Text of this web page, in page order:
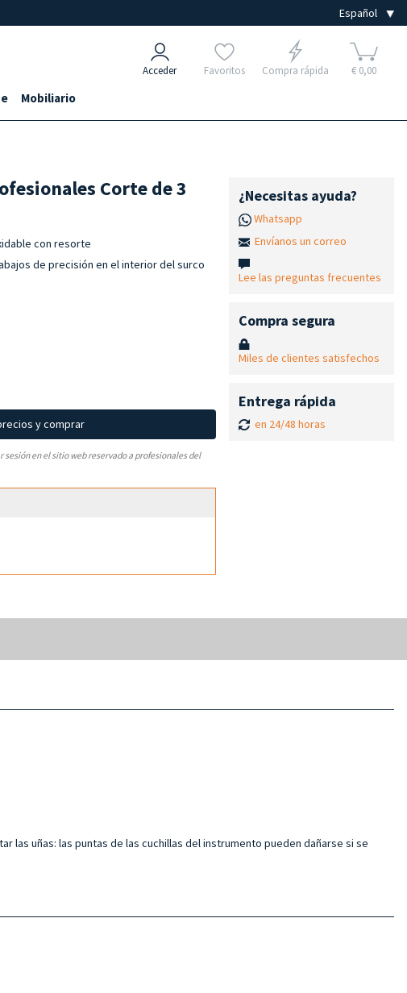
Acceder Favoritos Compra rápida € 0,00
Mobiliario
Corte de 3
con resorte
de precisión en el interior del surco
y comprar
en el sitio web reservado a profesionales del
¿Necesitas ayuda?
Whatsapp
Envíanos un correo
Lee las preguntas frecuentes
Compra segura
Miles de clientes satisfechos
Entrega rápida
en 24/48 horas
las uñas: las puntas de las cuchillas del instrumento pueden dañarse si se